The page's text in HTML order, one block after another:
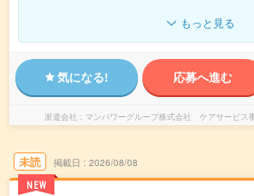
もっと見る
気になる! 応募へ進む
派遣会社 マンパワーグループ株式会社 ケアサービス
未読
NEW
掲載日 2026/08/08